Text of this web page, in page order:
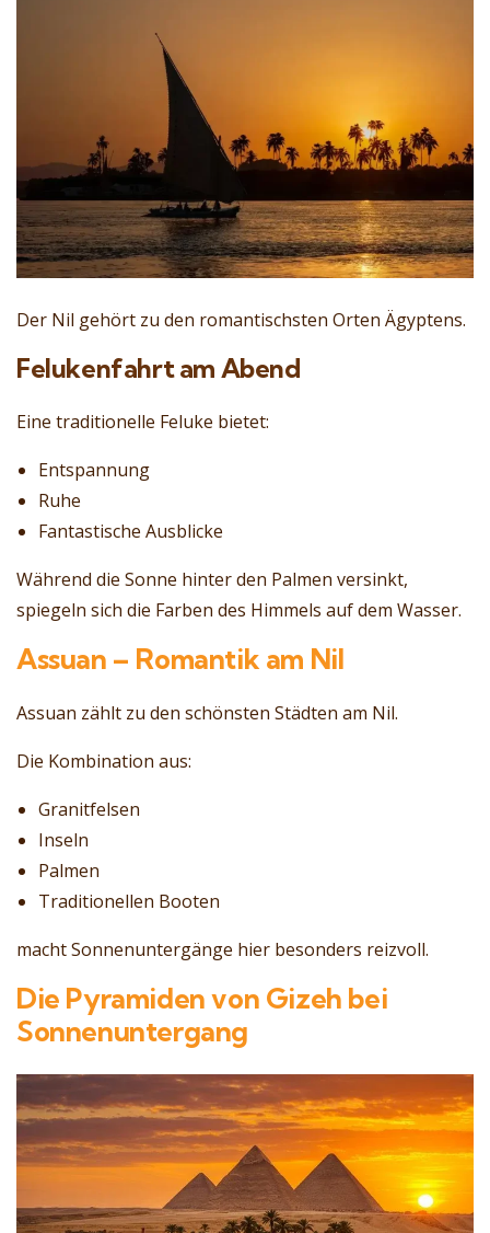
Der Nil gehört zu den romantischsten Orten Ägyptens.
Felukenfahrt am Abend
Eine traditionelle Feluke bietet:
Entspannung
Ruhe
Fantastische Ausblicke
Während die Sonne hinter den Palmen versinkt,
spiegeln sich die Farben des Himmels auf dem Wasser.
Assuan – Romantik am Nil
Assuan zählt zu den schönsten Städten am Nil.
Die Kombination aus:
Granitfelsen
Inseln
Palmen
Traditionellen Booten
macht Sonnenuntergänge hier besonders reizvoll.
Die Pyramiden von Gizeh bei
Sonnenuntergang